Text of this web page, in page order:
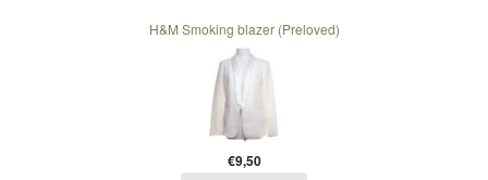
H&M Smoking blazer (Preloved)
€9,50